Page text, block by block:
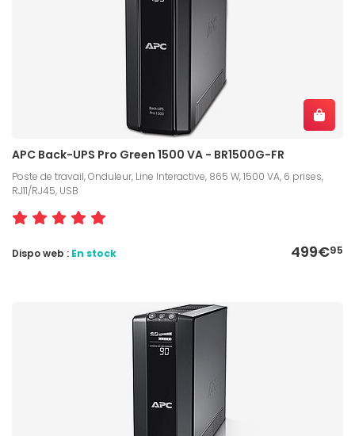
APC Back-UPS Pro Green 1500 VA - BR1500G-FR
Poste de travail, Onduleur, Line Interactive, 865 W, 1500 VA, 6 prises,
RJ11/RJ45, USB
499€95
Dispo web : En stock